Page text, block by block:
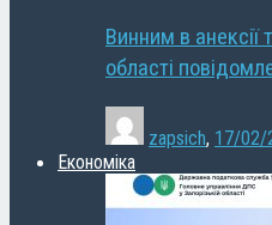
Винним в анексії
області
zapsich, 17/02/
Економіка